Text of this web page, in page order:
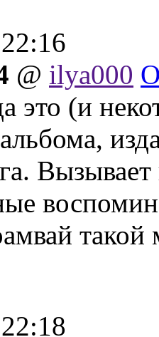
@ ilya000
это (и
такой